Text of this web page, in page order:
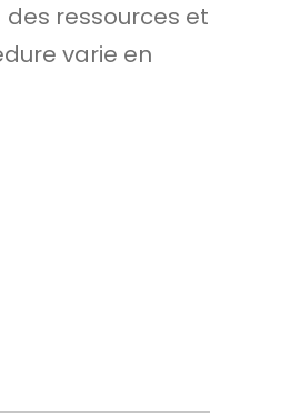
ressources et
varie en